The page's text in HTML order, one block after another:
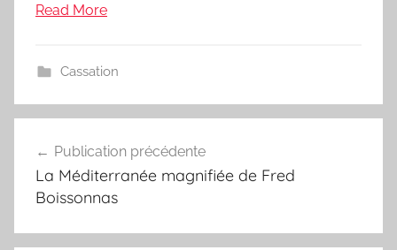
Read More
Cassation
de
l’article
Publication précédente
La Méditerranée magnifiée de Fred
Boissonnas